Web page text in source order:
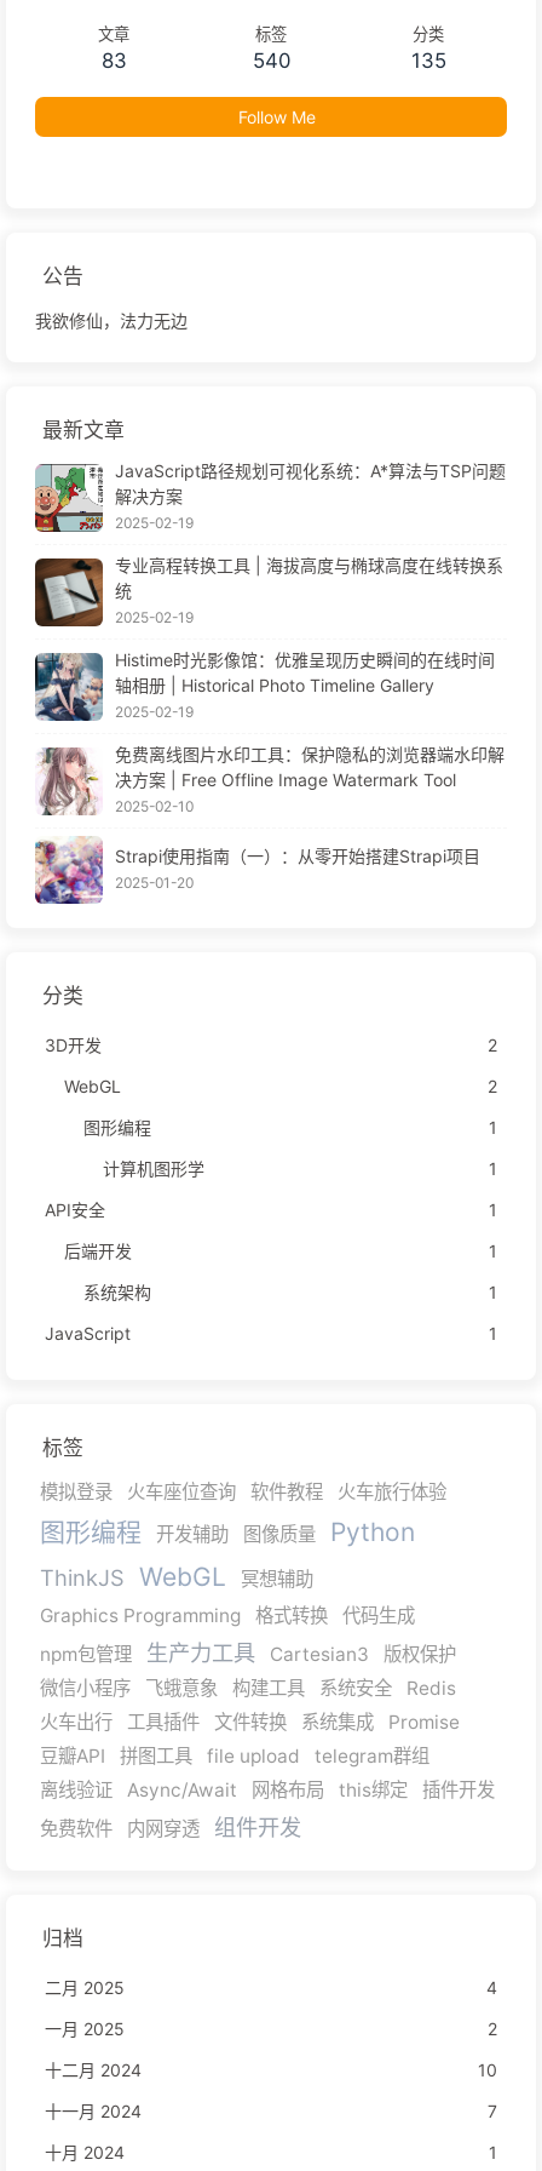
文章
83
标签
540
分类
135
Follow Me
公告
我欲修仙，法力无边
最新文章
JavaScript路径规划可视化系统：A*算法与TSP问题
解决方案
2025-02-19
专业高程转换工具 | 海拔高度与椭球高度在线转换系
统
2025-02-19
Histime时光影像馆：优雅呈现历史瞬间的在线时间
轴相册 | Historical Photo Timeline Gallery
2025-02-19
免费离线图片水印工具：保护隐私的浏览器端水印解
决方案 | Free Offline Image Watermark Tool
2025-02-10
Strapi使用指南（一）：从零开始搭建Strapi项目
2025-01-20
分类
3D开发
2
WebGL
2
图形编程
1
计算机图形学
1
API安全
1
后端开发
1
系统架构
1
JavaScript
1
标签
模拟登录 火车座位查询 软件教程 火车旅行体验
图形编程 开发辅助 图像质量 Python
ThinkJS WebGL
冥想辅助
Graphics Programming
格式转换
代码生成
npm包管理
生产力工具 Cartesian3
版权保护
微信小程序
飞蛾意象 构建工具 系统安全
Redis
火车出行
工具插件 文件转换 系统集成
Promise
豆瓣API
拼图工具 file upload
telegram群组
离线验证
Async/Await 网格布局 this绑定
插件开发
免费软件
内网穿透 组件开发
归档
二月 2025
4
一月 2025
2
十二月 2024
10
十一月 2024
7
十月 2024
1